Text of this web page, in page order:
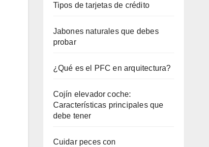
Tipos de tarjetas de crédito
Jabones naturales que debes
probar
¿Qué es el PFC en arquitectura?
Cojín elevador coche:
Características principales que
debe tener
Cuidar peces con